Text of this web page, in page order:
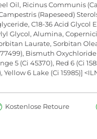
Oil, Ricinus Communis
(Rapeseed)
C18-36 Acid
Glycol, Alumina,
Laurate, Sorbitan
Bismuth
(Ci 45370), Red 6 (Ci
6 Lake (Ci 15985)]
Kostenlose Retoure